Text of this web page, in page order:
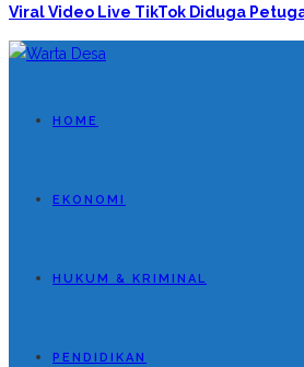
Viral Video Live TikTok Diduga
HOME
EKONOMI
HUKUM & KRIMINAL
PENDIDIKAN